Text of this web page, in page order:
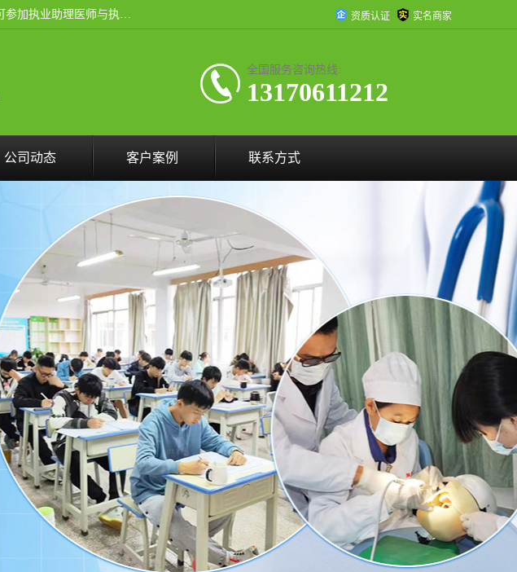
通过医学类院校正规录取从而获取统招全日制大专、本科，学信网可查在校学籍。医学相关专业毕业后可参加执业助理医师与执业医师证书考试（如口腔医学、临床医学、中医学等专业）. 资质认证 实名商家
全国服务咨询热线:
13170611212
公司动态 客户案例 联系方式